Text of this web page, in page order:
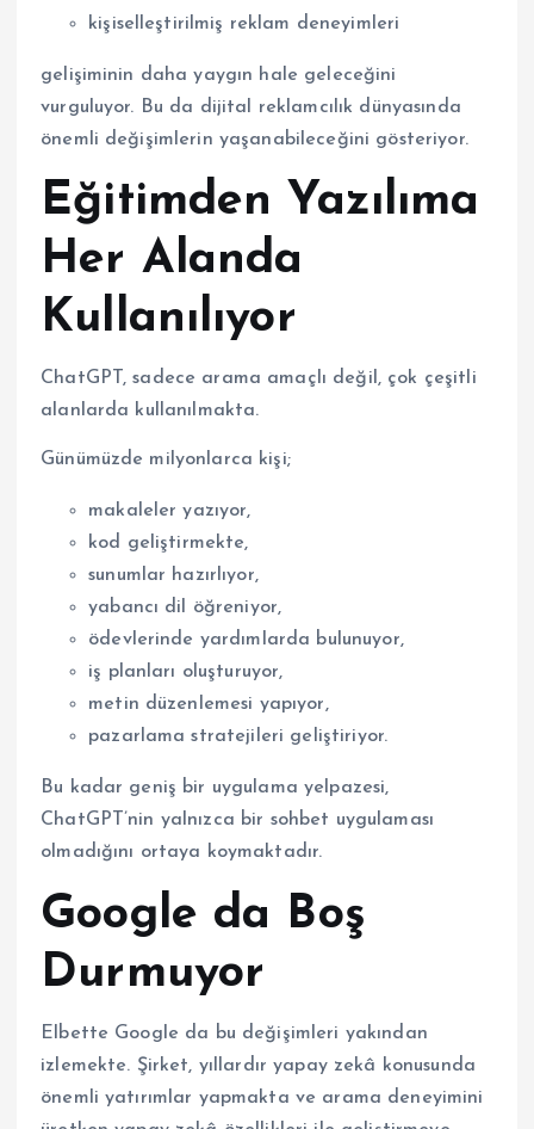
kişiselleştirilmiş reklam deneyimleri
gelişiminin daha yaygın hale geleceğini
vurguluyor. Bu da dijital reklamcılık dünyasında
önemli değişimlerin yaşanabileceğini gösteriyor.
Eğitimden Yazılıma
Her Alanda
Kullanılıyor
ChatGPT, sadece arama amaçlı değil, çok çeşitli
alanlarda kullanılmakta.
Günümüzde milyonlarca kişi;
makaleler yazıyor,
kod geliştirmekte,
sunumlar hazırlıyor,
yabancı dil öğreniyor,
ödevlerinde yardımlarda bulunuyor,
iş planları oluşturuyor,
metin düzenlemesi yapıyor,
pazarlama stratejileri geliştiriyor.
Bu kadar geniş bir uygulama yelpazesi,
ChatGPT’nin yalnızca bir sohbet uygulaması
olmadığını ortaya koymaktadır.
Google da Boş
Durmuyor
Elbette Google da bu değişimleri yakından
izlemekte. Şirket, yıllardır yapay zekâ konusunda
önemli yatırımlar yapmakta ve arama deneyimini